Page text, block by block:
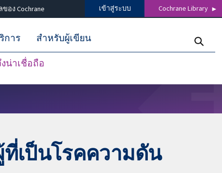
อง Cochrane เข้าสู่ระบบ Cochrane Library
น่าเชื่อถือ
การ สำหรับผู้เขียน
เป็นโรคความดัน